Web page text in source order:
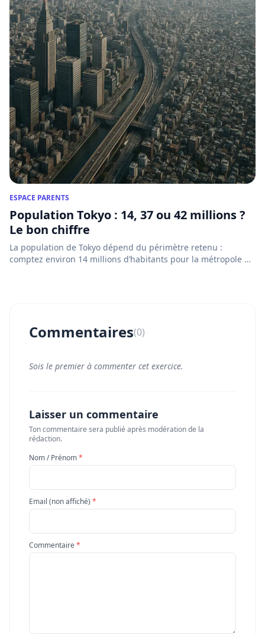
ESPACE PARENTS
Population Tokyo : 14, 37 ou 42 millions ?
Le bon chiffre
La population de Tokyo dépend du périmètre retenu :
comptez environ 14 millions d’habitants pour la métropole de
Commentaires(0)
Sois le premier à commenter cet exercice.
Laisser un commentaire
Ton commentaire sera publié après modération de la
rédaction.
Nom / Prénom*
Email (non affiché) *
Commentaire*